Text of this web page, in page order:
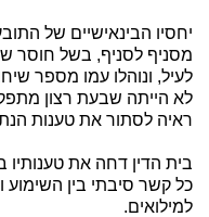
יחסיו הבינאישיים של
מסניף לסניף, בשל חוסר
לעיל, ונוהלו עמו מספר
לא הייתה שבעת רצון
ראיה לסתור את טענות
בית הדין דחה את טענותיו
כל קשר סיבתי בין השימוע
למילואים.